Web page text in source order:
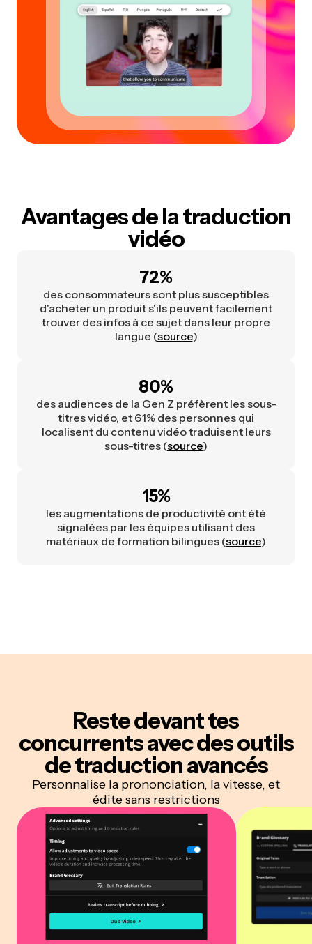
Avantages de la traduction
vidéo
72%
des consommateurs sont plus susceptibles
d'acheter un produit s'ils peuvent facilement
trouver des infos à ce sujet dans leur propre
langue (source)
80%
des audiences de la Gen Z préfèrent les sous-
titres vidéo, et 61% des personnes qui
localisent du contenu vidéo traduisent leurs
sous-titres (source)
15%
les augmentations de productivité ont été
signalées par les équipes utilisant des
matériaux de formation bilingues (source)
Reste devant tes
concurrentsavec des outils
de traduction avancés
Personnalise la prononciation, la vitesse, et
édite sans restrictions